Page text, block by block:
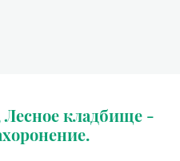
Лесное кладбище -